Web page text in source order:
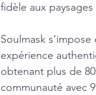
fidèle aux
Soulmask
expérience
obtenant plus de
communauté avec